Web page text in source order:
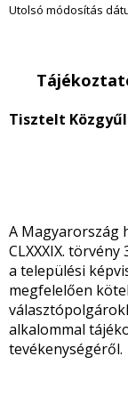
Utolsó módosítás
Tisztelt
A Magyarország
CLXXXIX.
a települési
megfelelően
alkalommal
tevékenységéről.